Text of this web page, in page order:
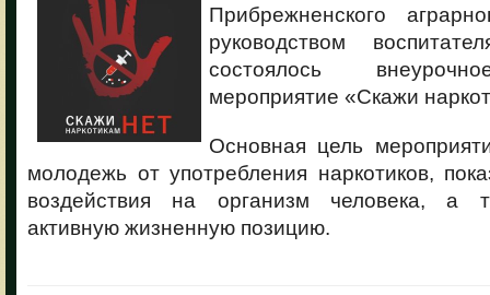
Прибрежненского
руководством
состоялось
мероприятие «Скажи
Основная цель
молодежь от употребления наркотиков,
воздействия на организм человека, а
активную жизненную позицию.